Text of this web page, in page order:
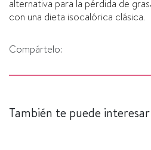
alternativa para la pérdida de
con una dieta isocalórica clásica.
Compártelo:
También te puede interesar